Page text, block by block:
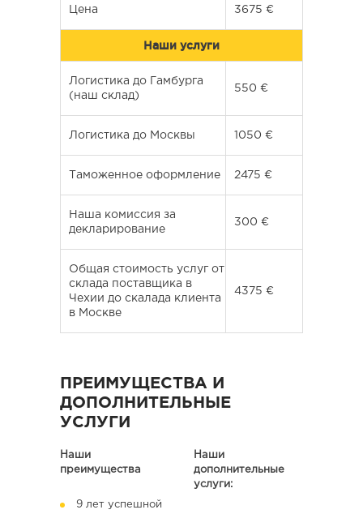
Цена 3675 €
Наши услуги
Логистика до Гамбурга
(наш склад)
550 €
Логистика до Москвы 1050 €
Таможенное оформление 2475 €
Наша комиссия за
декларирование
300 €
Общая стоимость услуг от
склада поставщика в
Чехии до скалада клиента
в Москве
4375 €
ПРЕИМУЩЕСТВА И
ДОПОЛНИТЕЛЬНЫЕ
УСЛУГИ
Наши
преимущества
9 лет успешной
Наши
дополнительные
услуги: